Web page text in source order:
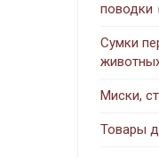
поводки
Сумки
Миски,
Товары